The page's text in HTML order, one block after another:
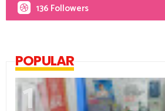
136 Followers
POPULAR